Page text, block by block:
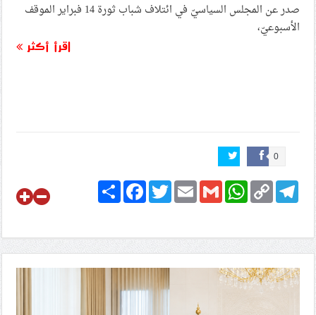
صدر عن المجلس السياسيّ في ائتلاف شباب ثورة 14 فبراير الموقف
الأسبوعيّ،
اقرأ أكثر
0
ShareFacebookTwitterEmailGmail
WhatsApp Copy
Link
Telegram